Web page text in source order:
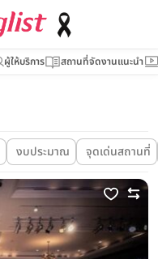
ผู้ให้บริการ สถานที่จัดงานแนะนำ
งบประมาณ จุดเด่นสถานที่